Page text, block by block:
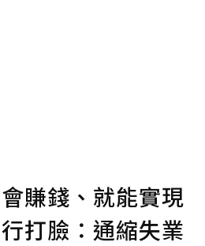
賺錢、就能實現
打臉：通縮失業